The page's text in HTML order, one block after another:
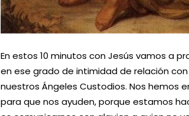
En estos 10 minutos con Jesús vamos a
en ese grado de intimidad de relación
nuestros Ángeles Custodios. Nos hemos
para que nos ayuden, porque estamos